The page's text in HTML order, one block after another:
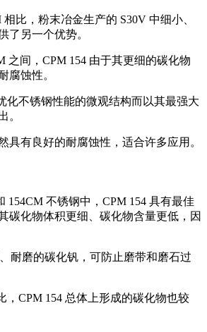
比，粉末冶金生产的 S30V 中细小、
了另一个优势。
之间，CPM 154 由于其更细的碳化物
腐蚀性。
化不锈钢性能的微观结构而以其最强大
。
具有良好的耐腐蚀性，适合许多应用。
154CM 不锈钢中，CPM 154 具有最佳
碳化物体积更细、碳化物含量更低，因
耐磨的碳化钒，可防止磨带和磨石过
，CPM 154 总体上形成的碳化物也较